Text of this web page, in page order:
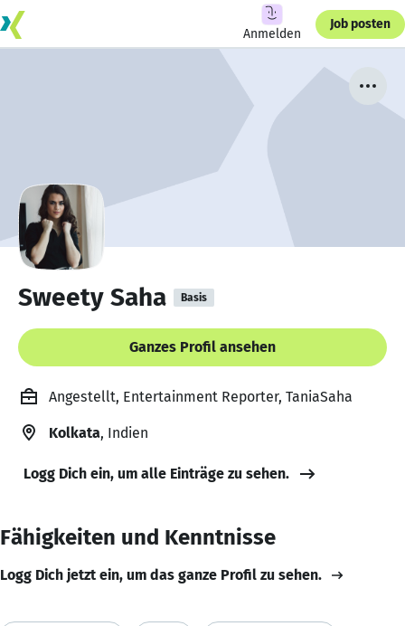
Anmelden
Job posten
Sweety Saha Basis
Ganzes Profil ansehen
Angestellt, Entertainment Reporter, TaniaSaha
Kolkata, Indien
Logg Dich ein, um alle Einträge zu sehen.
Fähigkeiten und Kenntnisse
Logg Dich jetzt ein, um das ganze Profil zu sehen.